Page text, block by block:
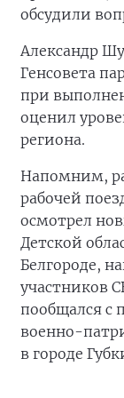
обсудили
Александр
Генсовета
при
оценил
региона.
Напомним,
рабочей
осмотрел
Детской
Белгороде,
участников
пообщался с
военно-
в городе